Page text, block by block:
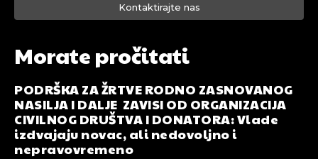
Kontaktirajte nas
Morate pročitati
PODRŠKA ZA ŽRTVE RODNO ZASNOVANOG
NASILJA I DALJE ZAVISI OD ORGANIZACIJA
CIVILNOG DRUŠTVA I DONATORA: Vlade
izdvajaju novac, ali nedovoljno i
nepravovremeno